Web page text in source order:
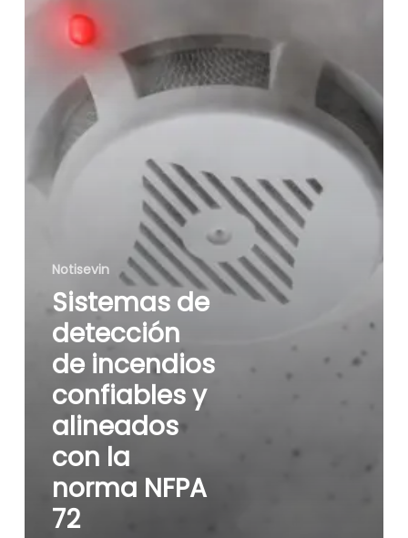
alineados
norma
NFPA
Notisevin
Sistemas de
detección
de incendios
confiables y
alineados
con la
norma NFPA
72